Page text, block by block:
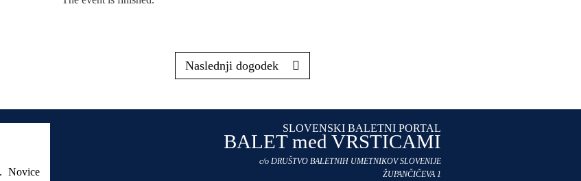
Naslednji dogodek
Novice
SLOVENSKI BALETNI PORTAL
BALET med VRSTICAMI
c/o DRUŠTVO BALETNIH UMETNIKOV SLOVENIJE
ŽUPANČIČEVA 1